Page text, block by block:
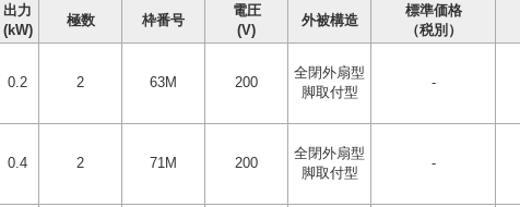
出力
(kW)
極数 枠番号
電圧
(V)
外被構造
標準価格
（税別）
0.2 2 63M 200
全閉外扇型
脚取付型
-
0.4 2 71M 200
全閉外扇型
脚取付型
-